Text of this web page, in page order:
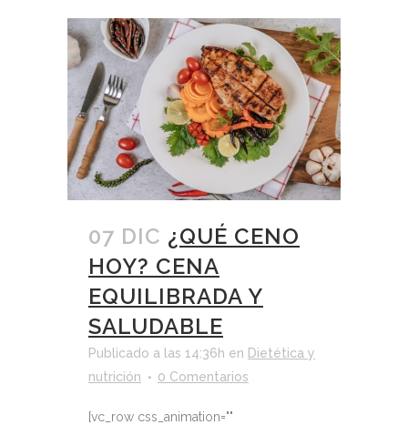
07 DIC ¿QUÉ CENO
HOY? CENA
EQUILIBRADA Y
SALUDABLE
Publicado a las 14:36h en Dietética y
nutrición
0 Comentarios
[vc_row css_animation=""